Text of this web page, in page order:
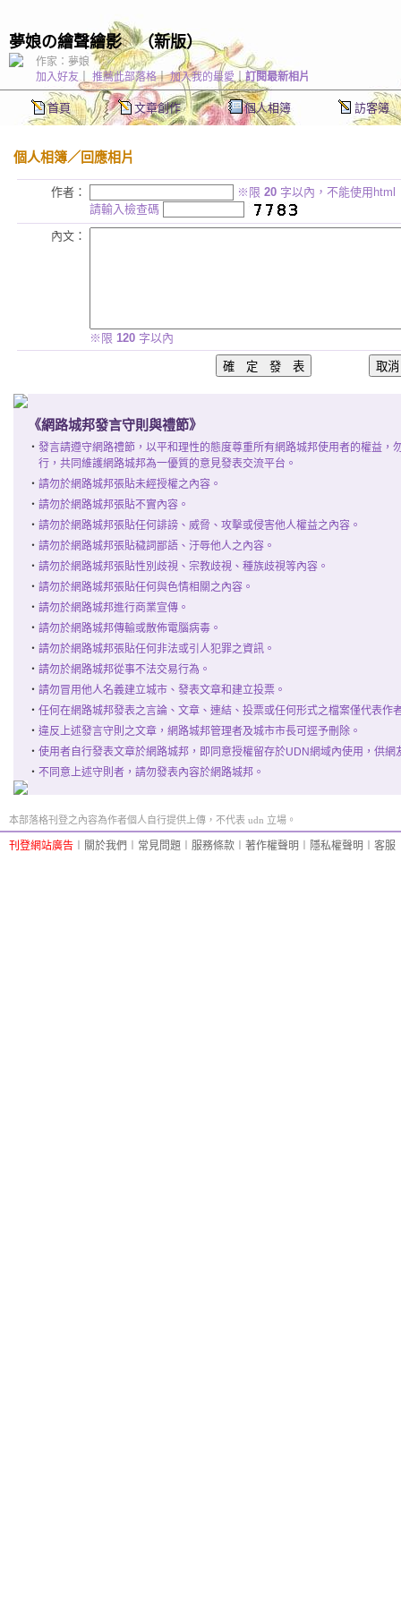
夢娘の繪聲繪影（新版）
首頁 文章創作 個人相簿 訪客簿
加入好友 ｜ 推薦此部落格｜加入我的最愛 ｜訂閱最新相片
作家：夢娘
個人相簿／回應相片
作者： ※限 20 字以內，不能使用html
請輸入檢查碼
內文：
※限 120 字以內
《網路城邦發言守則與禮節》
‧ 發言請遵守網路禮節，以平和理性的態度尊重所有網路城邦使用者的權益，
行，共同維護網路城邦為一優質的意見發表交流平台。
‧ 請勿於網路城邦張貼未經授權之內容。
‧ 請勿於網路城邦張貼不實內容。
‧ 請勿於網路城邦張貼任何誹謗、威脅、攻擊或侵害他人權益之內容。
‧ 請勿於網路城邦張貼穢詞鄙語、汙辱他人之內容。
‧ 請勿於網路城邦張貼性別歧視、宗教歧視、種族歧視等內容。
‧ 請勿於網路城邦張貼任何與色情相關之內容。
‧ 請勿於網路城邦進行商業宣傳。
‧ 請勿於網路城邦傳輸或散佈電腦病毒。
‧ 請勿於網路城邦張貼任何非法或引人犯罪之資訊。
‧ 請勿於網路城邦從事不法交易行為。
‧ 請勿冒用他人名義建立城市、發表文章和建立投票。
‧ 任何在網路城邦發表之言論、文章、連結、投票或任何形式之檔案僅代表作
‧ 違反上述發言守則之文章，網路城邦管理者及城市市長可逕予刪除。
‧ 使用者自行發表文章於網路城邦，即同意授權留存於UDN網域內使用，供網
‧ 不同意上述守則者，請勿發表內容於網路城邦。
本部落格刊登之內容為作者個人自行提供上傳，不代表 udn 立場。
刊登網站廣告 關於我們 常見問題 服務條款 著作權聲明 隱私權聲明 客服